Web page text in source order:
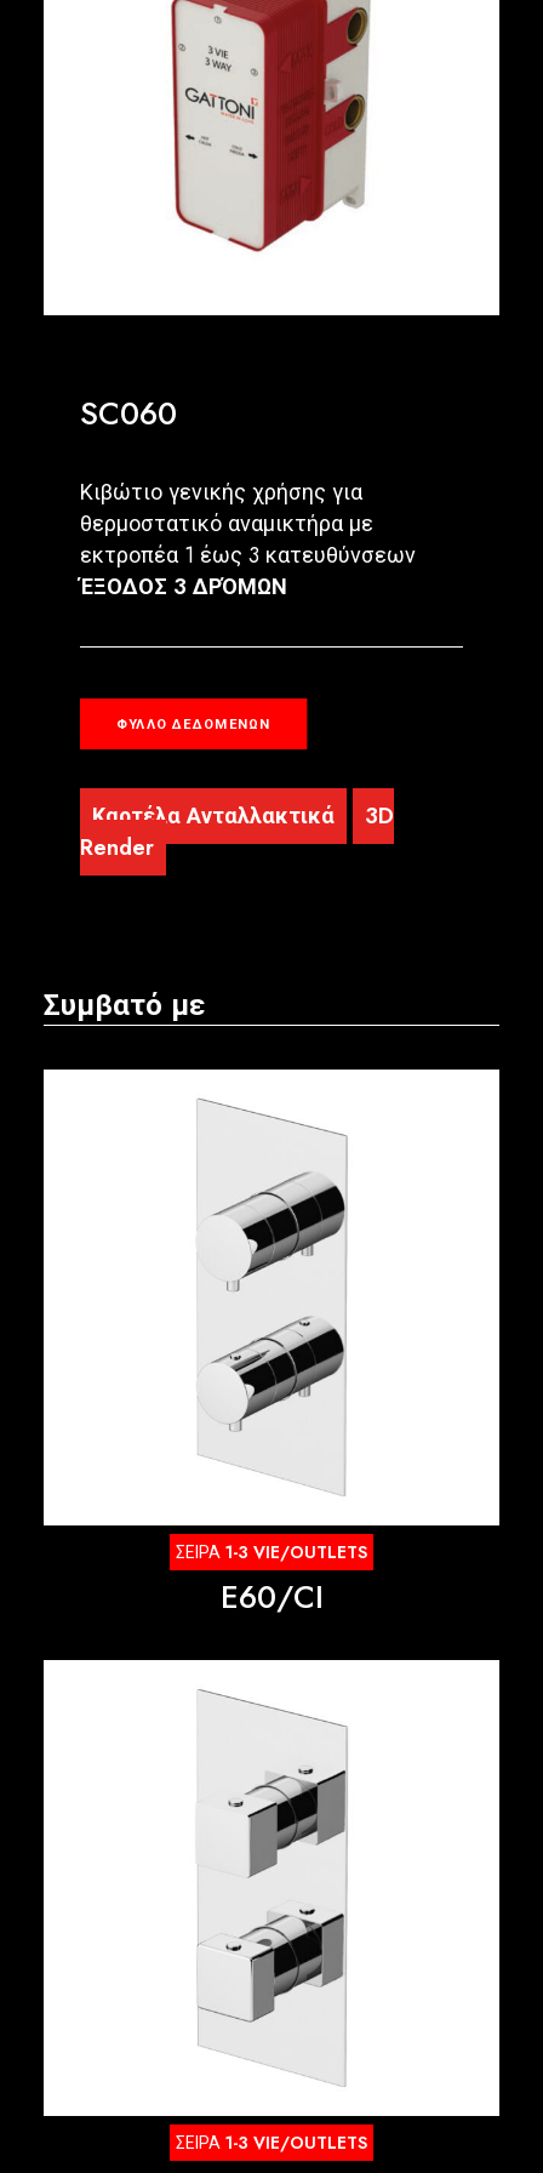
Ελληνικά
SC060
Κιβώτιο γενικής χρήσης για
θερμοστατικό αναμικτήρα με
εκτροπέα 1 έως 3 κατευθύνσεων
ΈΞΟΔΟΣ 3 ΔΡΌΜΩΝ
ΦΎΛΛΟ ΔΕΔΟΜΈΝΩΝ
Καρτέλα Ανταλλακτικά
3D
Render
Συμβατό με
ΣΕΙΡΑ 1-3 VIE/OUTLETS
E60/CI
ΣΕΙΡΑ 1-3 VIE/OUTLETS